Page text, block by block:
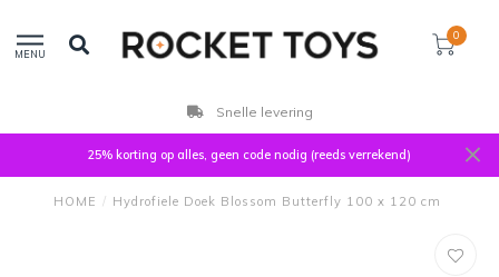
MENU
0
Snelle levering
25% korting op alles, geen code nodig (reeds verrekend)
HOME / Hydrofiele Doek Blossom Butterfly 100 x 120 cm